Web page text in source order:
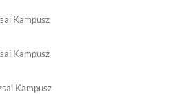
Kampusz
Kampusz
Kampusz